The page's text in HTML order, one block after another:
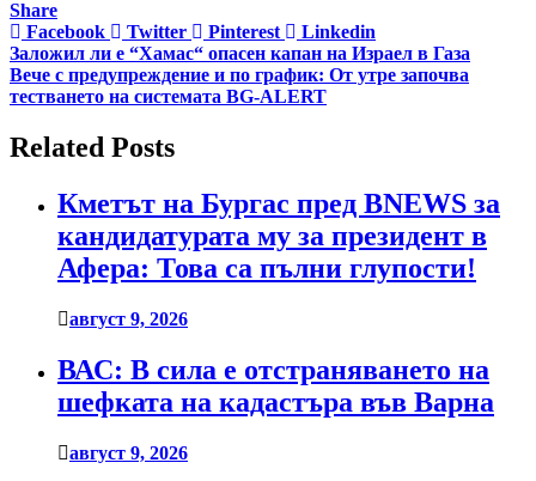
Share
Facebook
Twitter Pinterest Linkedin
Навигация
Заложил ли е “Хамас“ опасен капан на Израел в Газа
Вече с предупреждение и по график: От утре започва
тестването на системата BG-ALERT
Related Posts
Кметът на Бургас пред BNEWS за
кандидатурата му за президент в
Афера: Това са пълни глупости!
август 9, 2026
ВАС: В сила е отстраняването на
шефката на кадастъра във Варна
август 9, 2026